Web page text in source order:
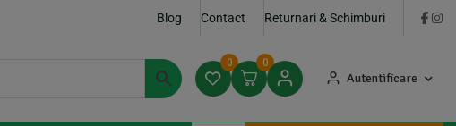
Blog Contact Returnari & Schimburi
0 0
Autentificare